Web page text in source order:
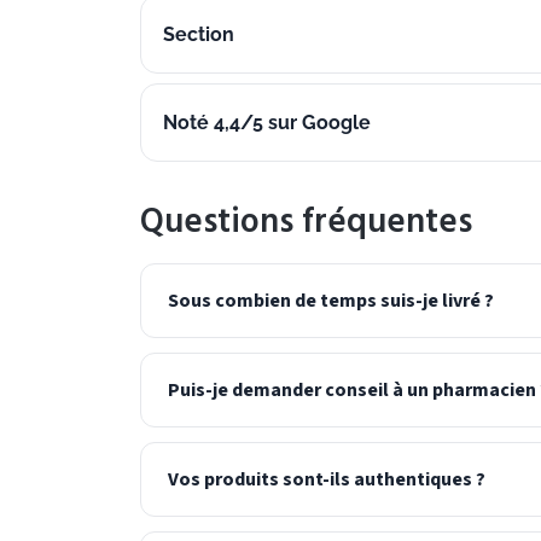
Section
Noté 4,4/5 sur Google
Questions fréquentes
Sous combien de temps suis-je livré ?
Puis-je demander conseil à un pharmacien
Vos produits sont-ils authentiques ?